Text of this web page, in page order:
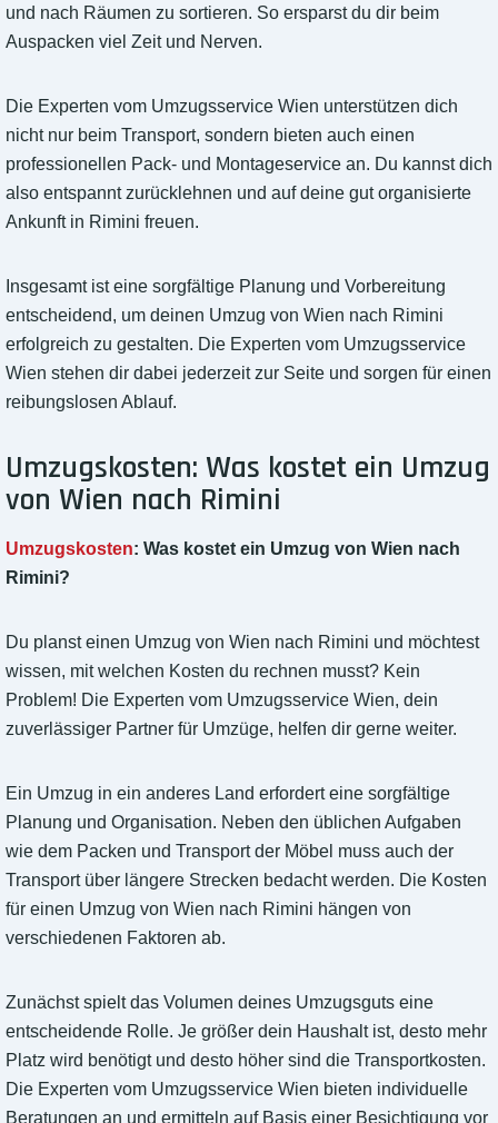
und nach Räumen zu sortieren. So ersparst du dir beim
Auspacken viel Zeit und Nerven.
Die Experten vom Umzugsservice Wien unterstützen dich
nicht nur beim Transport, sondern bieten auch einen
professionellen Pack- und Montageservice an. Du kannst dich
also entspannt zurücklehnen und auf deine gut organisierte
Ankunft in Rimini freuen.
Insgesamt ist eine sorgfältige Planung und Vorbereitung
entscheidend, um deinen Umzug von Wien nach Rimini
erfolgreich zu gestalten. Die Experten vom Umzugsservice
Wien stehen dir dabei jederzeit zur Seite und sorgen für einen
reibungslosen Ablauf.
Umzugskosten: Was kostet ein Umzug
von Wien nach Rimini
Umzugskosten: Was kostet ein Umzug von Wien nach
Rimini?
Du planst einen Umzug von Wien nach Rimini und möchtest
wissen, mit welchen Kosten du rechnen musst? Kein
Problem! Die Experten vom Umzugsservice Wien, dein
zuverlässiger Partner für Umzüge, helfen dir gerne weiter.
Ein Umzug in ein anderes Land erfordert eine sorgfältige
Planung und Organisation. Neben den üblichen Aufgaben
wie dem Packen und Transport der Möbel muss auch der
Transport über längere Strecken bedacht werden. Die Kosten
für einen Umzug von Wien nach Rimini hängen von
verschiedenen Faktoren ab.
Zunächst spielt das Volumen deines Umzugsguts eine
entscheidende Rolle. Je größer dein Haushalt ist, desto mehr
Platz wird benötigt und desto höher sind die Transportkosten.
Die Experten vom Umzugsservice Wien bieten individuelle
Beratungen an und ermitteln auf Basis einer Besichtigung vor